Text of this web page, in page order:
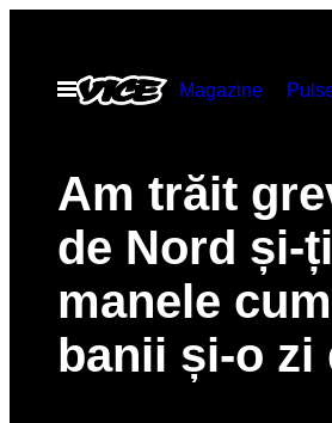
contentOpen
Menu
Magazine
Am trăit
de Nord și-
manele
banii și-o zi